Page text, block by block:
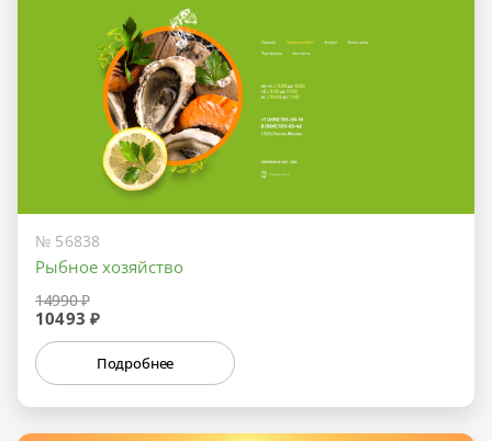
№ 56838
Рыбное хозяйство
14990 ₽
10493 ₽
Подробнее